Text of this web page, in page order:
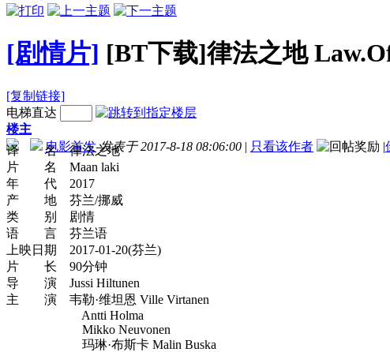
[剧情片] [BT下载]律法之地
[复制链接]
电梯直达
楼主
电影首发 发表于 2017-8-18 08:06:00 | 只看该作者 |
译 名 律法之地
片 名 Maan laki
年 代 2017
产 地 芬兰/挪威
类 别 剧情
语 言 芬兰语
上映日期 2017-01-20(芬兰)
片 长 90分钟
导 演 Jussi Hiltunen
主 演 韦勒·维坦恩 Ville Virtanen
Antti Holma
Mikko Neuvonen
玛琳·布斯卡 Malin Buska